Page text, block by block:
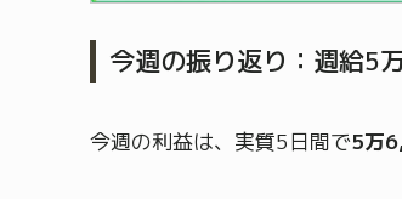
今週の振り返り：週給5
今週の利益は、実質5日間で5万